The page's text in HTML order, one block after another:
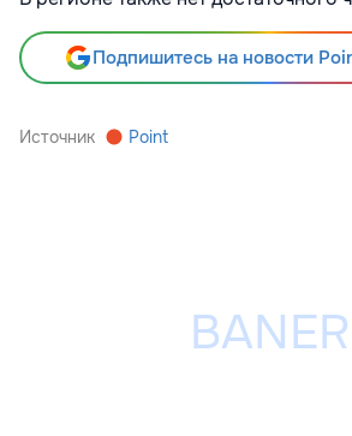
Подпишитесь на новости
Источник Point